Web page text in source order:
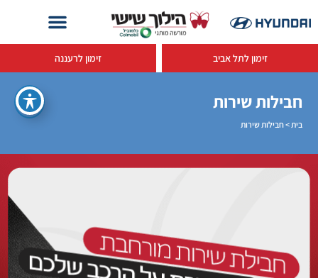
זימון לתל אביב זימון לרעננה
חבילות שירות
בית>חבילות שירות